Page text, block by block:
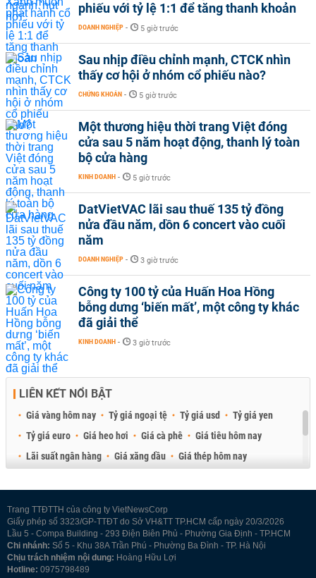
phiếu với tỷ lệ 1:1 để tăng thanh khoản
DOANH NGHIỆP - 5 giờ trước
Sau nhịp điều chỉnh mạnh, CTCK nhìn
thấy cơ hội ở nhóm cổ phiếu nào?
CHỨNG KHOÁN - 5 giờ trước
Một thương hiệu thời trang Việt đóng
cửa sau 5 năm hoạt động, thanh lý toàn
bộ cửa hàng
KINH DOANH - 5 giờ trước
DatVietVAC lãi sau thuế 135 tỷ đồng
nửa đầu năm, dồn 6 concert vào cuối
năm
DOANH NGHIỆP - 3 giờ trước
Công ty 100 tỷ của Huấn Hoa Hồng
bỗng dưng ‘biến mất’, một công ty khác
đã giải thể
KINH DOANH - 3 giờ trước
LIÊN KẾT NỔI BẬT
Giá vàng hôm nay Tỷ giá ngoại tệ Tỷ giá usd
Tỷ giá yen
Tỷ giá euro
Giá heo hơi Giá cà phê
Giá tiêu hôm nay
Lãi suất ngân hàng
Giá xăng dầu
Giá thép hôm nay
Trang TTĐTTH của công ty VietNewsCorp
Giấy phép số 3323/GP-TTĐT do Sở VH&TT TP.HCM cấp ngày 20/3/2026
Lầu 5 - Compa Building - 293 Điện Biên Phủ - Phường Gia Định - TP.HCM
Chi nhánh: Số 5 - Khu 38A Trần Phú - Phường Ba Đình - TP. Hà Nội
Chịu trách nhiệm nội dung: Hoàng Hữu Lợi
Hotline: 0975798489